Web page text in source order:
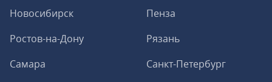
Новосибирск
Пенза
Ростов-на-Дону
Рязань
Самара
Санкт-Петербург